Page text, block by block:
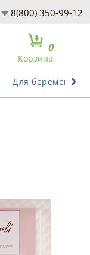
8(800) 350-99-12
Корзина
0
Для беременных